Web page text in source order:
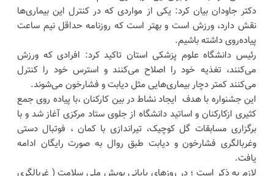
دکتر جاودان بیان کرد: یکی از مواردی که در کنترل این بیماری‌ها
نقش دارد، ورزش است و بهتر است که روزنامه حداقل نیم ساعت
پیاده‌روی داشته باشیم.
رئیس دانشگاه علوم پزشکی استان تاکید کرد: افرادی که ورزش
می‌کنند، تغذیه خود را اصلاح می‌کنند و استرس خود را کنترل
می‌کنند کمتر دچار بیماری‌هایی مثل دیابت و فشارخون می‌شوند.
این جشنواره با هدف ایجاد نشاط در بین کارکنان ،با پیاده روی جمع
کثیری ازکارکنان و اساتید دانشگاه از جلوی ستاد مرکزی آغاز شد و با
برگزاری مسابقات گل کوچیک، تیراندازی با کمان ، فوتبال دستی
وغربالگری فشارخون و دیابت طبق روال به صورت رایگان ادامه
یافت.